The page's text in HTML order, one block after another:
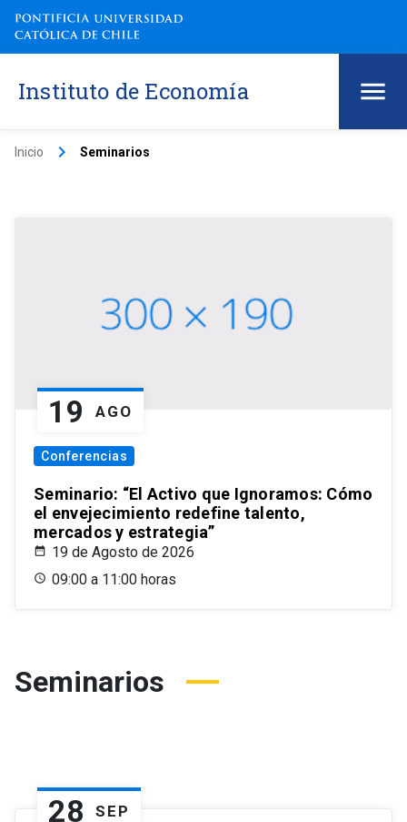
Instituto de Economía
Inicio keyboard_arrow_right Seminarios
19 AGO
Conferencias
Seminario: “El Activo que Ignoramos: Cómo
el envejecimiento redefine talento,
mercados y estrategia”
19 de Agosto de 2026
09:00 a 11:00 horas
Seminarios
28 SEP